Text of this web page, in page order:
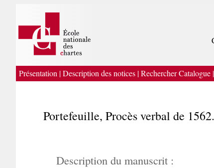
Présentation |Description des notices |Rechercher Catalogue |
Portefeuille, Procès verbal de
Description du manuscrit :